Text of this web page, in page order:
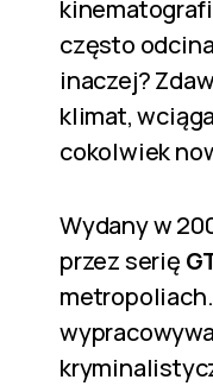
często
inaczej?
klimat,
cokolwiek
Wydany w
przez serię